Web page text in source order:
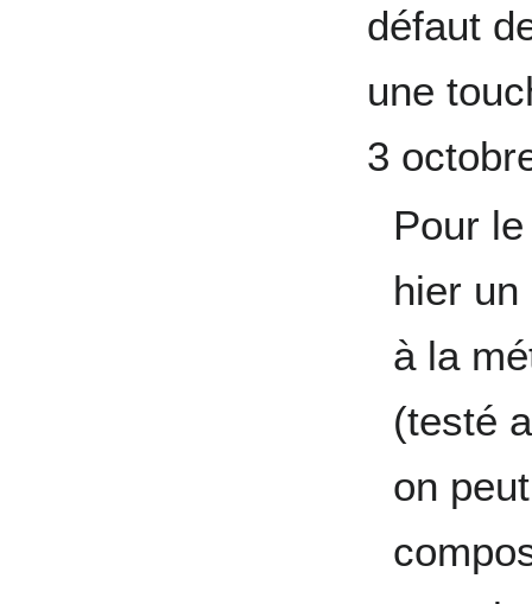
défaut
une
3
Pour
hier un
à la
(testé
on